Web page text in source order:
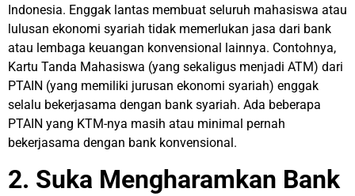
Indonesia. Enggak lantas membuat seluruh mahasiswa atau
lulusan ekonomi syariah tidak memerlukan jasa dari bank
atau lembaga keuangan konvensional lainnya. Contohnya,
Kartu Tanda Mahasiswa (yang sekaligus menjadi ATM) dari
PTAIN (yang memiliki jurusan ekonomi syariah) enggak
selalu bekerjasama dengan bank syariah. Ada beberapa
PTAIN yang KTM-nya masih atau minimal pernah
bekerjasama dengan bank konvensional.
2. Suka Mengharamkan Bank